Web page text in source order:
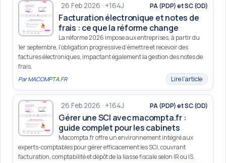
26 Feb 2026 · +164J PA (PDP) et SC (OD)
Facturation électronique et notes de
frais : ce que la réforme change
La réforme 2026 impose aux entreprises, à partir du
1er septembre, l’obligation progressive d’émettre et recevoir des
factures électroniques, impactant également la gestion des notes de
frais.
ParMACOMPTA.FR Lire l’article
26 Feb 2026 · +164J PA (PDP) et SC (OD)
Gérer une SCI avec macompta.fr :
guide complet pour les cabinets
Macompta.fr offre un environnement intégré aux
experts-comptables pour gérer efficacement les SCI, couvrant
facturation, comptabilité et dépôt de la liasse fiscale selon IR ou IS.